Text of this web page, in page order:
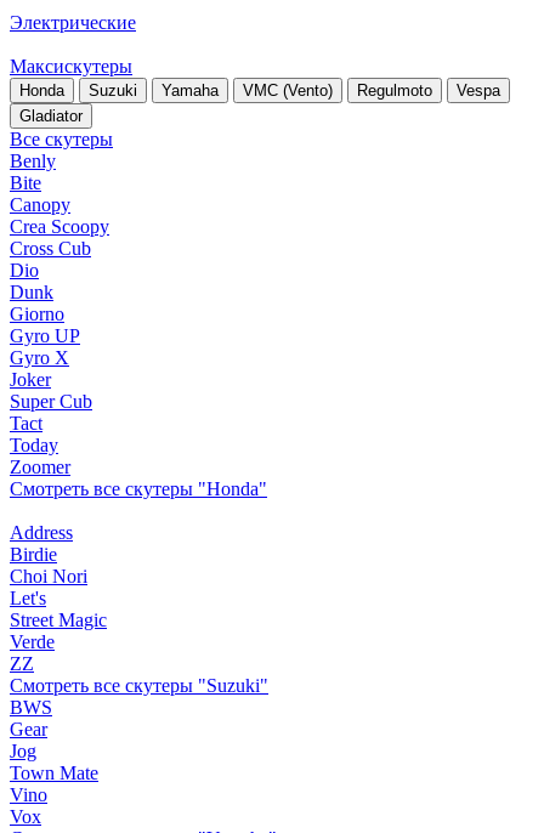
Электрические
Максискутеры
Honda Suzuki Yamaha VMC (Vento) Regulmoto
Vespa
Gladiator
Все скутеры
Benly
Bite
Canopy
Crea Scoopy
Cross Cub
Dio
Dunk
Giorno
Gyro UP
Gyro X
Joker
Super Cub
Tact
Today
Zoomer
Смотреть все скутеры "Honda"
Address
Birdie
Choi Nori
Let's
Street Magic
Verde
ZZ
Смотреть все скутеры "Suzuki"
BWS
Gear
Jog
Town Mate
Vino
Vox